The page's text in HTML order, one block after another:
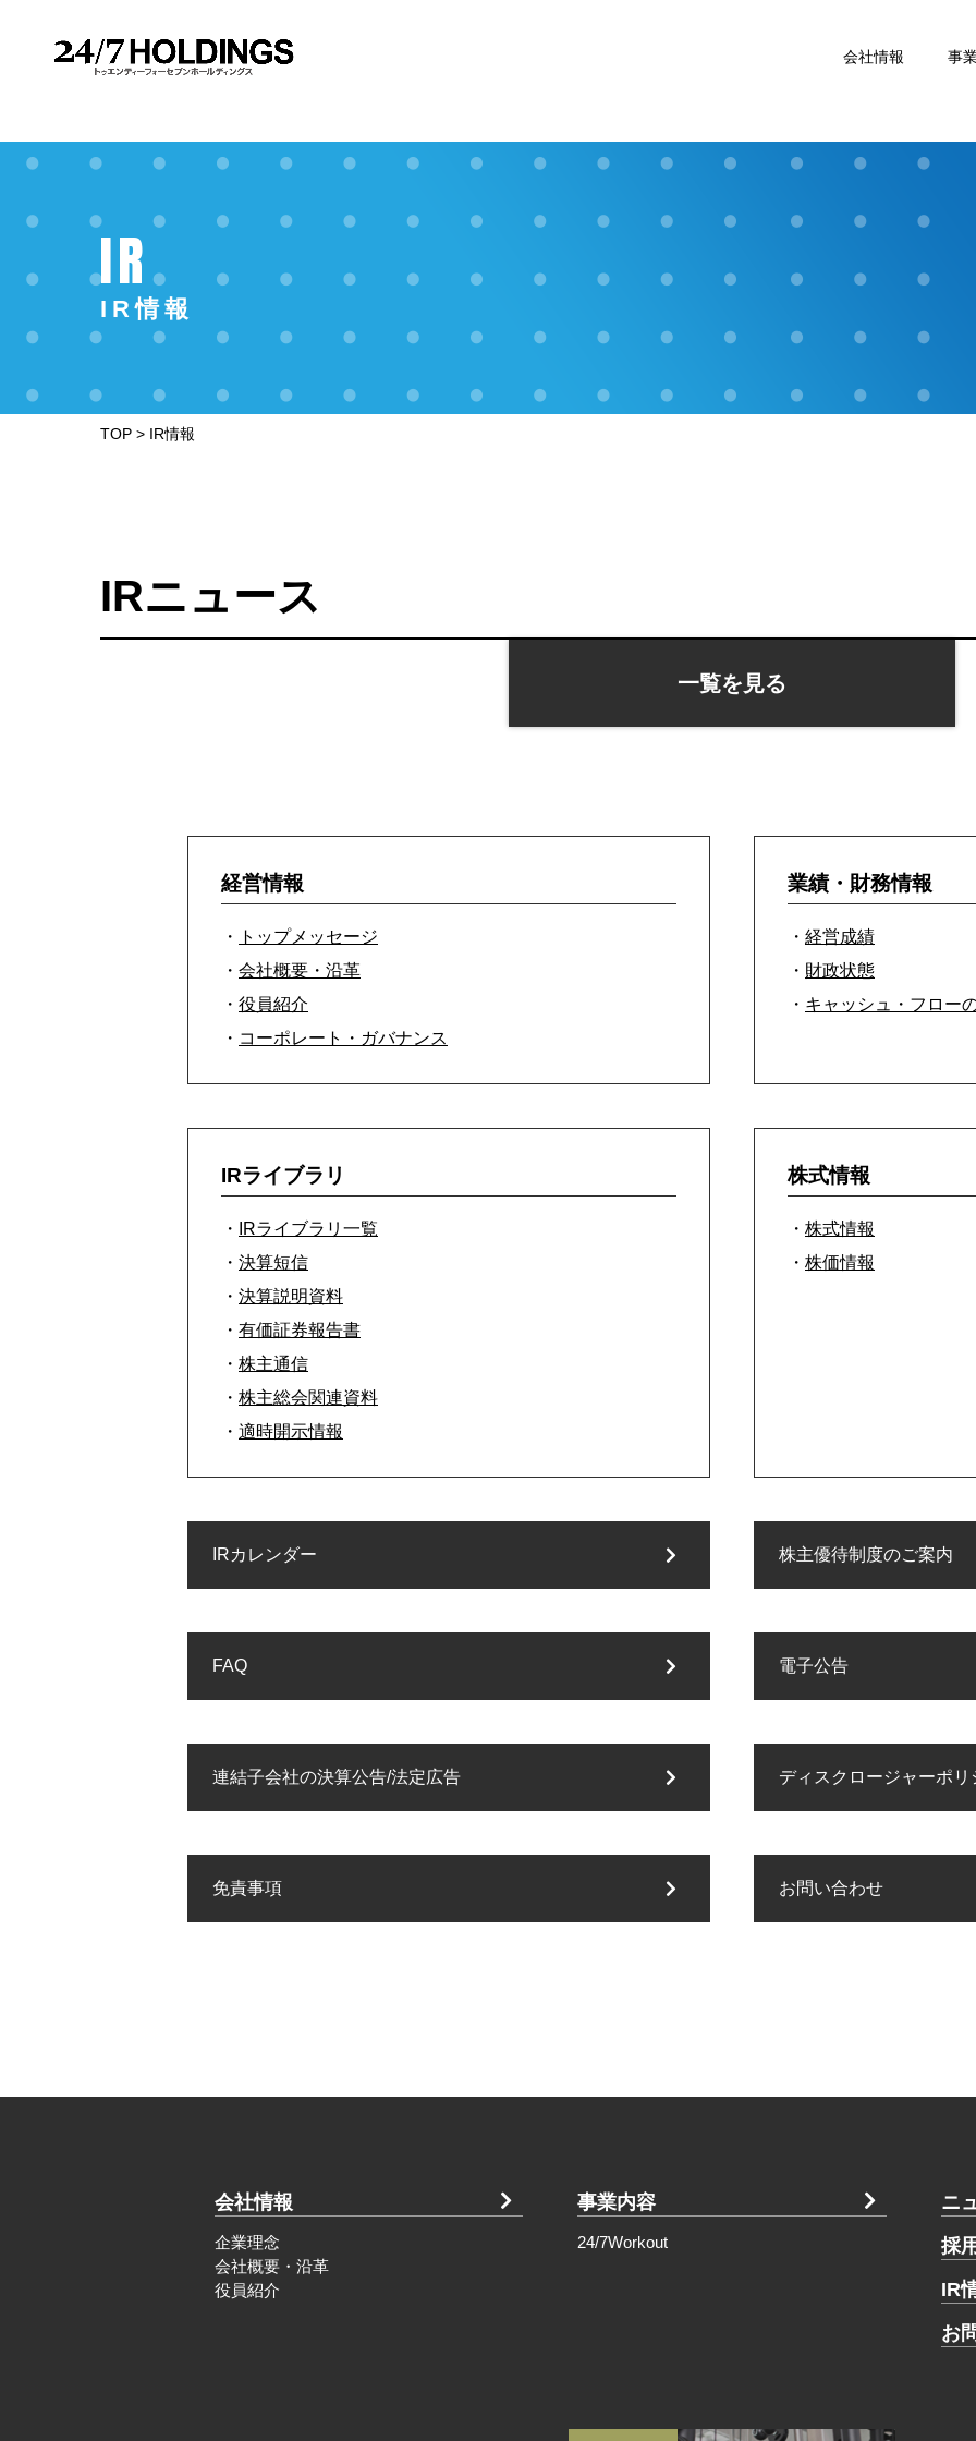
会社情報 事
IR
IR情報
TOP > IR情報
IRニュース
一覧を見る
経営情報
・
トップメッセージ
・ 会社概要・沿革
・ 役員紹介
・ コーポレート・ガバナンス
業績・財務情報
・ 経営成績
・ 財政状態
・ キャッシュ・フロー
IRライブラリ
・
IRライブラリ一覧
・ 決算短信
・ 決算説明資料
・ 有価証券報告書
・ 株主通信
・ 株主総会関連資料
・ 適時開示情報
株式情報
・ 株式情報
・ 株価情報
IRカレンダー 株主優待制度のご案内
FAQ 電子公告
連結子会社の決算公告/法定広告 ディスクロージャーポリ
免責事項 お問い合わせ
会社情報
企業理念
会社概要・沿革
役員紹介
事業内容
24/7Workout
ニ
採
IR
お